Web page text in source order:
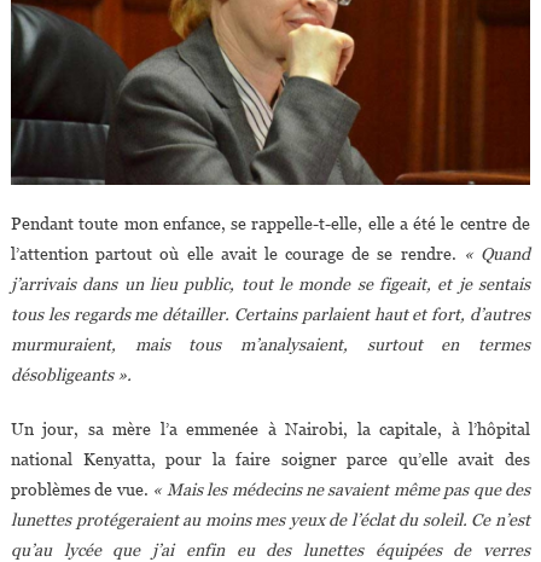
Pendant toute mon enfance, se rappelle-t-elle, elle a été le centre de
l’attention partout où elle avait le courage de se rendre. « Quand
j’arrivais dans un lieu public, tout le monde se figeait, et je sentais
tous les regards me détailler. Certains parlaient haut et fort, d’autres
murmuraient, mais tous m’analysaient, surtout en termes
désobligeants ».
Un jour, sa mère l’a emmenée à Nairobi, la capitale, à l’hôpital
national Kenyatta, pour la faire soigner parce qu’elle avait des
problèmes de vue. « Mais les médecins ne savaient même pas que des
lunettes protégeraient au moins mes yeux de l’éclat du soleil. Ce n’est
qu’au lycée que j’ai enfin eu des lunettes équipées de verres